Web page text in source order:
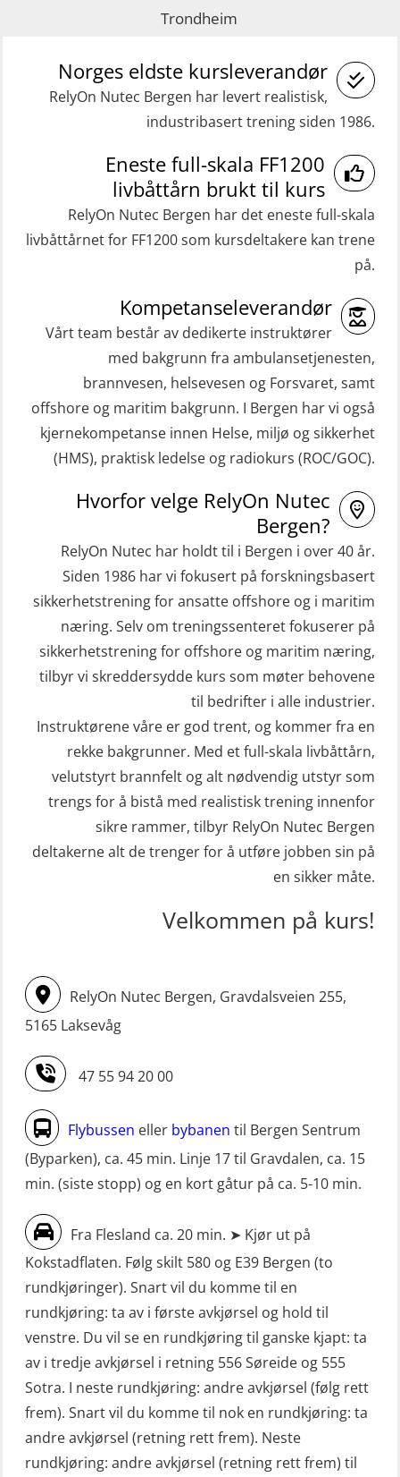
(Blended with Adaptive e-learning
GWO: BST Refresher – Onshore
(Blended: e-learning practical)
(RBSBLE009)
Gass kurs H2S (OSP105)
Grunnleggende sikkerhetskurs –
Repetisjon (Norsk) for
beredskapspersonell med E-læring
HLO/MOB/Søk- og Redningslag
kombinasjon – repetisjon (OSC1162)
HLO/Søk & Redningslag kombinasjon
– repetisjon (OSC1161)
Helikopterevakuering inkl.
Pustelunge (OSE1251)
Helikopterevakuering med HABD,
inkl. Brannslukking og Førstehjelp-
sivile mannskaper (FSC119)
Helikopterevakuering med HABD,
inkl. brannslukning (FSC121)
Hjertestarter brukerkurs (OFA107)
Kombi Søk og Redningslag og HLO
repetisjonskurs med e-læring
(ABSBLE010)
Kondisjonstest (OSC151)
Ledertrening i beredskap og
krisehåndtering for plattformsjefer
(OER105)
Livbåtfører FF1200 repetisjon
Livbåtfører Sliskelivbåt grunnkurs
m/E-læring (OSEBLE006)
Livbåtfører fritt fall FF48 repetisjon
(OSE1471)
Livbåtfører grunnkurs m/E-læring
FF1200 (OSE1424)
Livbåtfører grunnkurs m/E-læring
FF1200 simulator (OSEBLE007)
Livbåtfører grunnkurs m/E-læring
FF48 og FF1000D (OSEBLE004)
Livbåtfører grunnkurs m/E-læring
Konvensjonell livbåt (OSEBLE005)
Livbåtfører konvensjonell livbåt –
grunnleggende (OSE135)
Livbåtfører konvensjonell repetisjon
(OSE1361)
inkl. brannslukning (FSC121)
Medisinsk behandling 40 t (MFA104)
Oppdatering medisinsk behandling 8
t (MFA107)
ROC sertifikat grunnleggende
ROC sertifikat repetisjon (GMDSS)
(ORC103)
STCW Grunnkurs Redningsfarkoster
(MBSBLE022)
STCW Hurtiggående mann over bord
båt (HMOB) (MSE100)
båt (HMOB) oppdatering (MSE1001)
STCW Livbåtfører redningsfarkoster
32 t (MSE1031)
STCW Mann-Over-Bord
(hurtiggående) 32 t m/mørkekjøring
(MSE112)
STCW Redningsfarkost oppdatering
sliskebåt (MSE116)
STCW Sikkerhetsopplæring for
sjøfolk på mindre skip med eLearning
(MBSBLE003)
STCW oppdatering Livbåtfører
redningsfarkoster 8 t – konvensjonell
STCW oppdatering Mann-Over-Bord
(MSE113)
STCW oppgradering for
dekksoffiserer uten fartstid 66 t
(MBS124)
STCW oppgradering for
maskinoffiserer uten fartstid 66 t
(MBS125)
Sikkerhetskurs for ansatte på
oppdrettsanlegg (LBS100)
Sjøfolk med særskilte sikringsplikter
(MBS1191)
Ulykkesgransking – Webinar (LSP103)
VHF / SRC 2 dager (ORC104)
Videregående sikkerhetsopplæring
for skipsoffiserer (MBS100)
Trondheim
Norges eldste kursleverandør
RelyOn Nutec Bergen har levert realistisk,
industribasert trening siden 1986.
Eneste full-skala FF1200
livbåttårn brukt til kurs
RelyOn Nutec Bergen har det eneste full-skala
livbåttårnet for FF1200 som kursdeltakere kan trene
på.
Kompetanseleverandør
Vårt team består av dedikerte instruktører
med bakgrunn fra ambulansetjenesten,
brannvesen, helsevesen og Forsvaret, samt
offshore og maritim bakgrunn. I Bergen har vi også
kjernekompetanse innen Helse, miljø og sikkerhet
(HMS), praktisk ledelse og radiokurs (ROC/GOC).
Hvorfor velge RelyOn Nutec
Bergen?
RelyOn Nutec har holdt til i Bergen i over 40 år.
Siden 1986 har vi fokusert på forskningsbasert
sikkerhetstrening for ansatte offshore og i maritim
næring. Selv om treningssenteret fokuserer på
sikkerhetstrening for offshore og maritim næring,
tilbyr vi skreddersydde kurs som møter behovene
til bedrifter i alle industrier.
Instruktørene våre er god trent, og kommer fra en
rekke bakgrunner. Med et full-skala livbåttårn,
velutstyrt brannfelt og alt nødvendig utstyr som
trengs for å bistå med realistisk trening innenfor
sikre rammer, tilbyr RelyOn Nutec Bergen
deltakerne alt de trenger for å utføre jobben sin på
en sikker måte.
Velkommen på kurs!
RelyOn Nutec Bergen, Gravdalsveien 255,
5165 Laksevåg
47 55 94 20 00
Flybussen eller bybanen til Bergen Sentrum
(Byparken), ca. 45 min. Linje 17 til Gravdalen, ca. 15
min. (siste stopp) og en kort gåtur på ca. 5-10 min.
Fra Flesland ca. 20 min. ➤ Kjør ut på
Kokstadflaten. Følg skilt 580 og E39 Bergen (to
rundkjøringer). Snart vil du komme til en
rundkjøring: ta av i første avkjørsel og hold til
venstre. Du vil se en rundkjøring til ganske kjapt: ta
av i tredje avkjørsel i retning 556 Søreide og 555
Sotra. I neste rundkjøring: andre avkjørsel (følg rett
frem). Snart vil du komme til nok en rundkjøring: ta
andre avkjørsel (retning rett frem). Neste
rundkjøring: andre avkjørsel (retning rett frem) til